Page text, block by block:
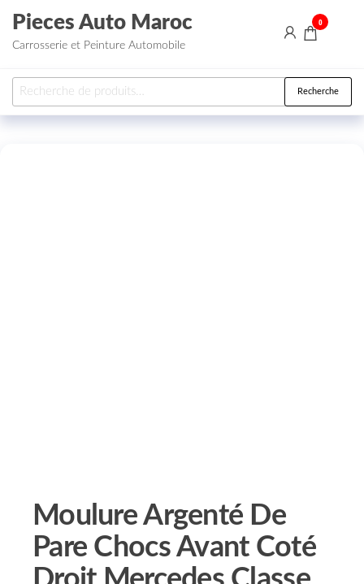
Aller au contenu
Pieces Auto Maroc
Carrosserie et Peinture Automobile
0
Recherche pour : Recherche
Moulure Argenté De
Pare Chocs Avant Coté